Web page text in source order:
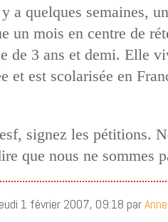
a quelques semaines,
un mois en centre de
de 3 ans et demi. Elle
et est scolarisée en
signez les pétitions.
que nous ne sommes
1 février 2007, 09:18 parAnne